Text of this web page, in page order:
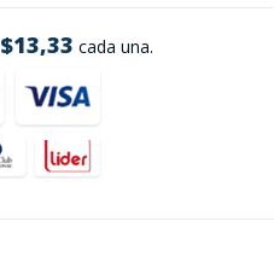
$13,33 cada una.